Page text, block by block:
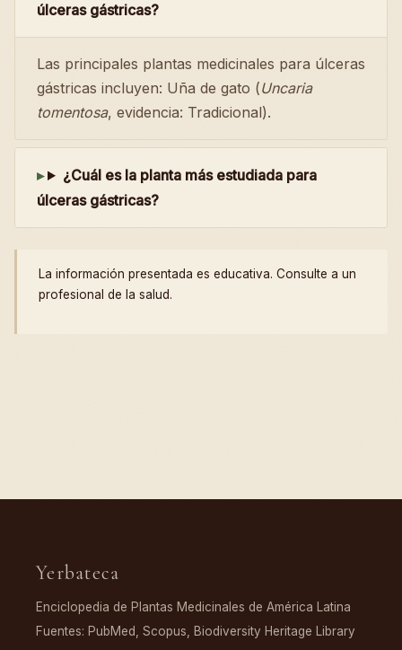
úlceras gástricas?
Las principales plantas medicinales para úlceras
gástricas incluyen: Uña de gato (Uncaria
tomentosa, evidencia: Tradicional).
¿Cuál es la planta más estudiada para
úlceras gástricas?
La información presentada es educativa. Consulte a un
profesional de la salud.
Yerbateca
Enciclopedia de Plantas Medicinales de América Latina
Fuentes: PubMed, Scopus, Biodiversity Heritage Library